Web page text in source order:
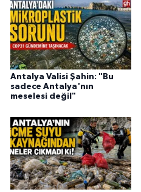
Antalya Valisi Şahin: "Bu
sadece Antalya'nın
meselesi değil"